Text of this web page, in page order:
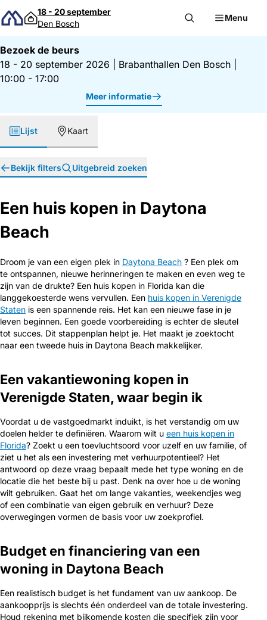
Direct naar inhoud
18 - 20 september
Den Bosch
Menu
Bezoek de beurs
18 - 20 september 2026
Brabanthallen Den Bosch
10:00 - 17:00
Meer informatie
Lijst Kaart
Bekijk filters Uitgebreid zoeken
Een huis kopen in Daytona
Beach
Droom je van een eigen plek in Daytona Beach ? Een plek om
te ontspannen, nieuwe herinneringen te maken en even weg te
zijn van de drukte? Een huis kopen in Florida kan die
langgekoesterde wens vervullen. Een huis kopen in Verenigde
Staten is een spannende reis. Het kan een nieuwe fase in je
leven beginnen. Een goede voorbereiding is echter de sleutel
tot succes. Dit stappenplan helpt je. Het maakt je zoektocht
naar een tweede huis in Daytona Beach makkelijker.
Een vakantiewoning kopen in
Verenigde Staten, waar begin ik
Voordat u de vastgoedmarkt induikt, is het verstandig om uw
doelen helder te definiëren. Waarom wilt u een huis kopen in
Florida? Zoekt u een toevluchtsoord voor uzelf en uw familie, of
ziet u het als een investering met verhuurpotentieel? Het
antwoord op deze vraag bepaalt mede het type woning en de
locatie die het beste bij u past. Denk na over hoe u de woning
wilt gebruiken. Gaat het om lange vakanties, weekendjes weg
of een combinatie van eigen gebruik en verhuur? Deze
overwegingen vormen de basis voor uw zoekprofiel.
Budget en financiering van een
woning in Daytona Beach
Een realistisch budget is het fundament van uw aankoop. De
aankoopprijs is slechts één onderdeel van de totale investering.
Houd rekening met bijkomende kosten die specifiek zijn voor